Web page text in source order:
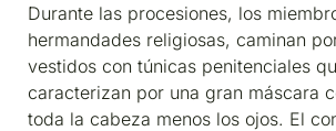
Durante las procesiones, los
hermandades religiosas, caminan
vestidos con túnicas penitenciales
caracterizan por una gran máscara
toda la cabeza menos los ojos. El